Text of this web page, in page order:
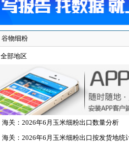
谷物细粉
全部地区
海关：2026年6月玉米细粉出口数量分析
海关：2026年6月玉米细粉出口按发货地统